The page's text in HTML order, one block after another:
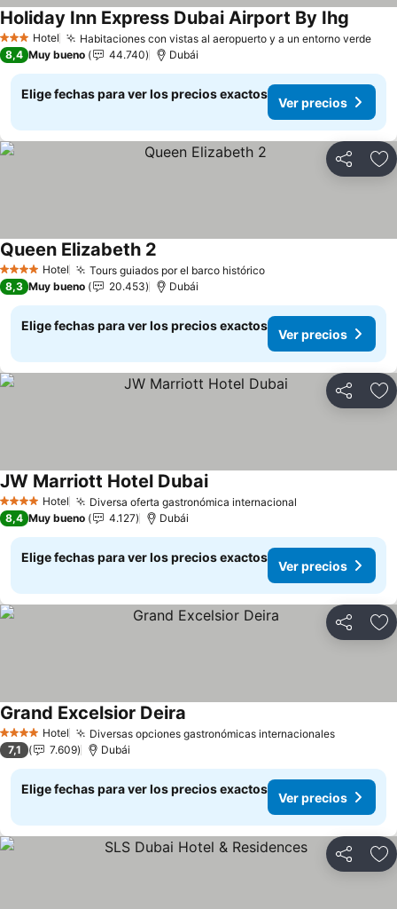
3 Estrellas
Hotel Habitaciones con vistas al aeropuerto y a un entorno verde
Holiday Inn Express Dubai Airport By Ihg
8,4 Muy bueno 44.740 Dubái
Elige fechas para ver los precios exactos
Ver precios
Compartir
4 EstrellasHotel Tours guiados por el barco histórico
Queen Elizabeth 2
8,3 Muy bueno 20.453 Dubái
Elige fechas para ver los precios exactos
Ver precios
Compartir
4 EstrellasHotel Diversa oferta gastronómica internacional
JW Marriott Hotel Dubai
8,4 Muy bueno 4.127 Dubái
Elige fechas para ver los precios exactos
Ver precios
Compartir
4 EstrellasHotel Diversas opciones gastronómicas internacionales
Grand Excelsior Deira
7,1 7.609 Dubái
Elige fechas para ver los precios exactos
Ver precios
Compartir